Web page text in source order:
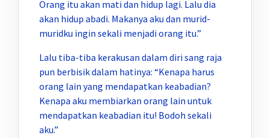
Orang itu akan mati dan hidup lagi. Lalu dia
akan hidup abadi. Makanya aku dan murid-
muridku ingin sekali menjadi orang itu.”
Lalu tiba-tiba kerakusan dalam diri sang raja
pun berbisik dalam hatinya: “Kenapa harus
orang lain yang mendapatkan keabadian?
Kenapa aku membiarkan orang lain untuk
mendapatkan keabadian itu! Bodoh sekali
aku.”